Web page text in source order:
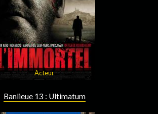
Acteur
Banlieue 13 : Ultimatum